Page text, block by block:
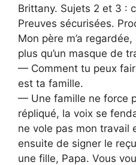
Brittany. Sujets 2 et 3 :
Preuves sécurisées.
Mon père m’a
plus qu’un masque de
— Comment tu peux
est ta famille.
— Une famille ne force
répliqué, la voix se
ne vole pas mon travail
ensuite de signer le
une fille, Papa. Vous